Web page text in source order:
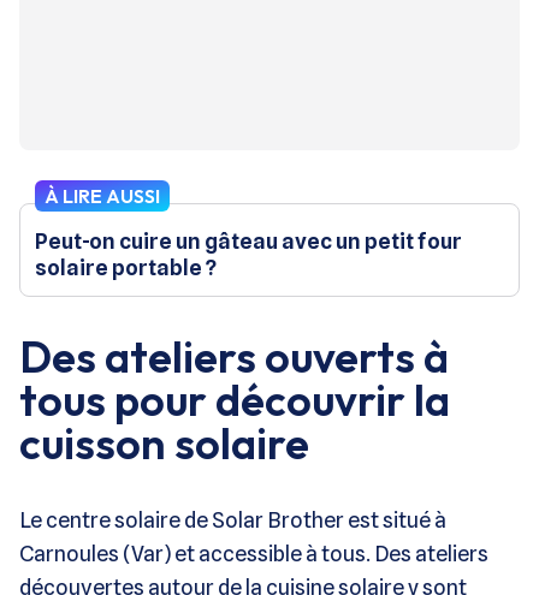
À LIRE AUSSI
Peut-on cuire un gâteau avec un petit four
solaire portable ?
Des ateliers ouverts à
tous pour découvrir la
cuisson solaire
Le centre solaire de Solar Brother est situé à
Carnoules (Var) et accessible à tous. Des ateliers
découvertes autour de la cuisine solaire y sont